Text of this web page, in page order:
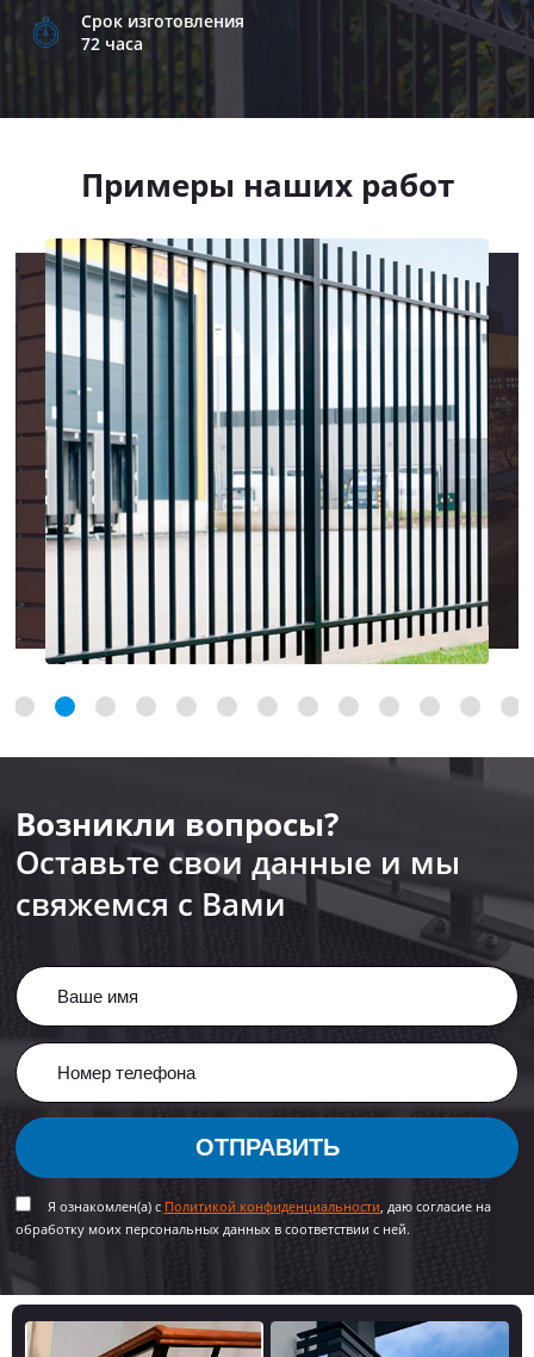
Срок изготовления
72 часа
Примеры наших работ
Возникли вопросы?
Оставьте свои данные и мы
свяжемся с Вами
ОТПРАВИТЬ
Я ознакомлен(а) с Политикой конфиденциальности, даю согласие на
обработку моих персональных данных в соответствии с ней.